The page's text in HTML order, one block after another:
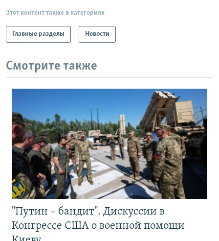
Этот контент также в категориях
Главные разделы Новости
Смотрите также
"Путин – бандит". Дискуссии в
Конгрессе США о военной помощи